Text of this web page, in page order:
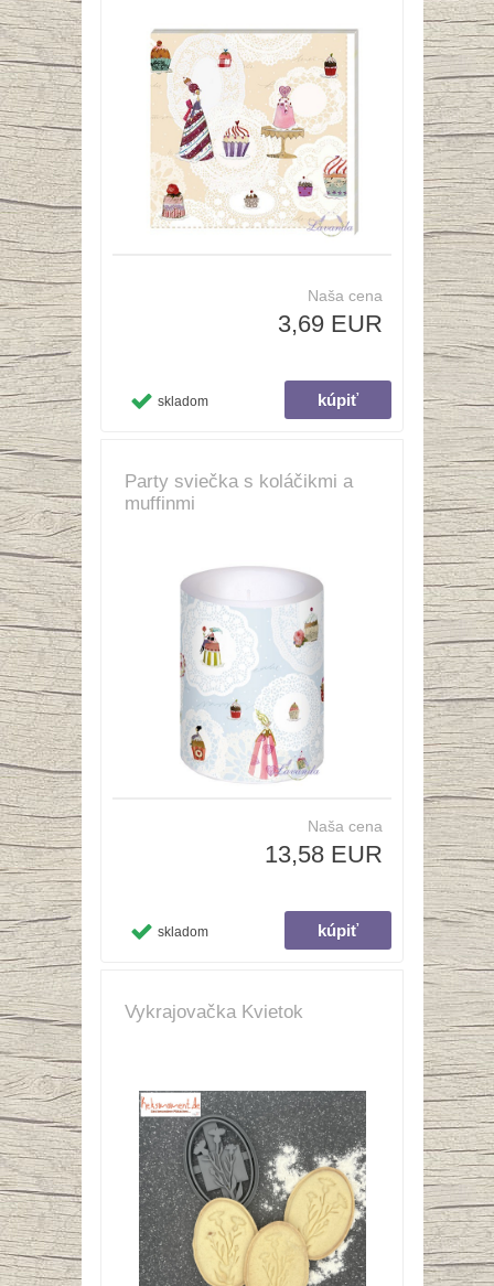
Naša cena
3,69 EUR
skladom
Party sviečka s koláčikmi a
muffinmi
Naša cena
13,58 EUR
skladom
Vykrajovačka Kvietok